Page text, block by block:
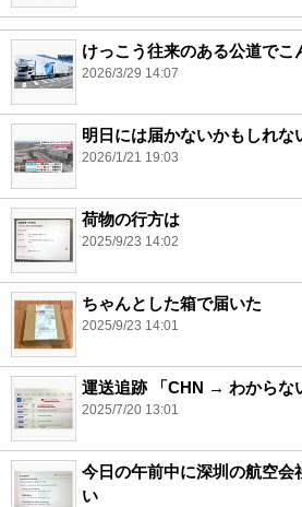
けっこう往来のある公道でこ
2026/3/29 14:07
明日には届かないかもしれな
2026/1/21 19:03
荷物の行方は
2025/9/23 14:02
ちゃんとした箱で届いた
2025/9/23 14:01
運送追跡 「CHN → わからな
2025/7/20 13:01
今日の午前中に深圳の航空会
い